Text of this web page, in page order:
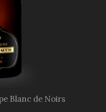
Blanc de Noirs